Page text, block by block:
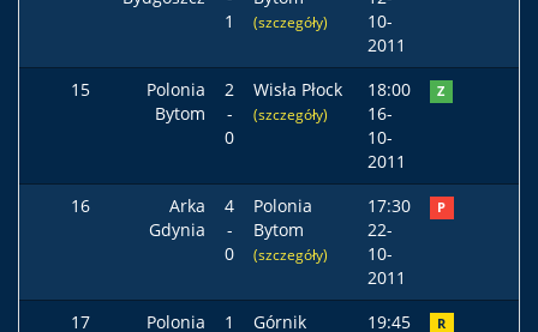
1
(szczegóły)
10-
2011
15
Polonia
Bytom
2
-
0
Wisła Płock
(szczegóły)
18:00
16-
10-
2011
Z
16
Arka
Gdynia
4
-
0
Polonia
Bytom
(szczegóły)
17:30
22-
10-
2011
P
17
Polonia
1
Górnik
19:45
R